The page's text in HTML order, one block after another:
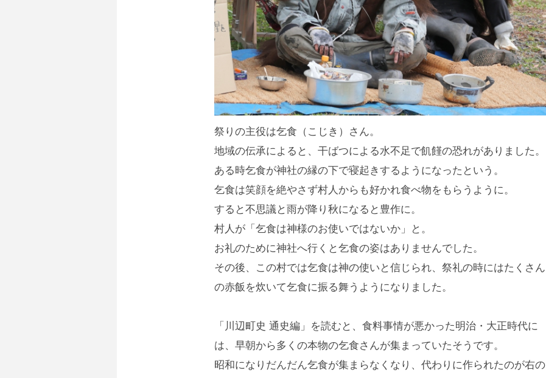
祭りの主役は乞食（こじき）さん。
地域の伝承によると、干ばつによる水不足で飢饉の恐れがありました。
ある時乞食が神社の縁の下で寝起きするようになったという。
乞食は笑顔を絶やさず村人からも好かれ食べ物をもらうように。
すると不思議と雨が降り秋になると豊作に。
村人が「乞食は神様のお使いではないか」と。
お礼のために神社へ行くと乞食の姿はありませんでした。
その後、この村では乞食は神の使いと信じられ、祭礼の時にはたくさん
の赤飯を炊いて乞食に振る舞うようになりました。
「川辺町史 通史編」を読むと、食料事情が悪かった明治・大正時代に
は、早朝から多くの本物の乞食さんが集まっていたそうです。
昭和になりだんだん乞食が集まらなくなり、代わりに作られたのが右の